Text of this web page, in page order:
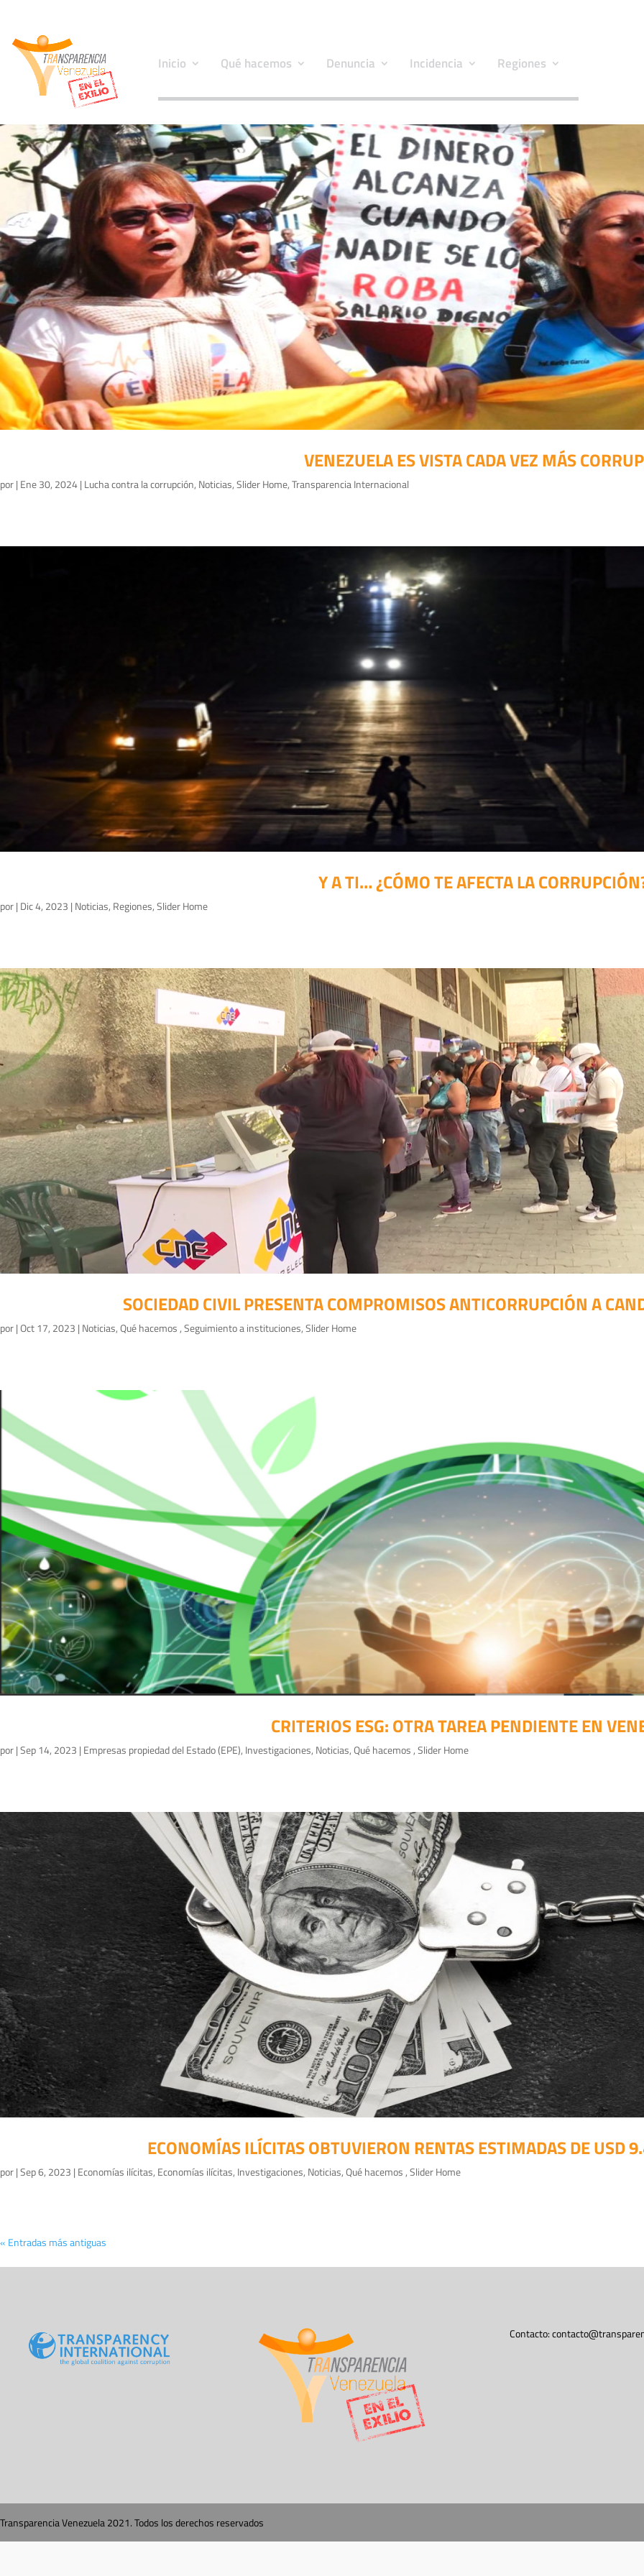
Inicio Qué hacemos Denuncia Incidencia Regiones
VENEZUELA ES VISTA CADA VEZ MÁS
por| Ene 30, 2024| Lucha contra la corrupción, Noticias,Slider Home,Transparencia Internacional
Y A TI… ¿CÓMO TE AFECTA LA
por| Dic 4, 2023 | Noticias, Regiones,Slider Home
SOCIEDAD CIVIL PRESENTA COMPROMISOS ANTICORRUPCIÓN A
por|Oct 17, 2023 | Noticias,Qué hacemos ,Seguimiento a instituciones,Slider Home
CRITERIOS ESG: OTRA TAREA PENDIENTE EN
por|Sep 14, 2023 | Empresas propiedad del Estado (EPE), Investigaciones, Noticias,Qué hacemos ,Slider Home
ECONOMÍAS ILÍCITAS OBTUVIERON RENTAS ESTIMADAS DE USD
por|Sep 6, 2023 | Economías ilícitas, Economías ilícitas, Investigaciones, Noticias,Qué hacemos,Slider Home
« Entradas más antiguas
Contacto:
Transparencia Venezuela 2021. Todos los derechos reservados